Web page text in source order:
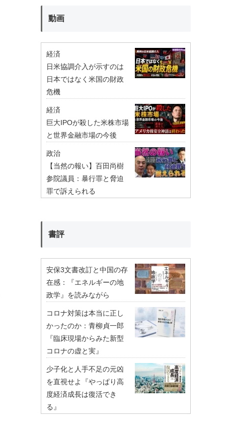
動画
経済
日米協調介入が示すのは
日本ではなく米国の財政
危機
経済
巨大IPOが殺した米株市場
と世界金融市場の今後
政治
【当然の報い】百田尚樹
参院議員：暴行罪と脅迫
罪で訴えられる
書評
安保3文書改訂と中国の存
在感：『エネルギーの地
政学』を読みながら
コロナ対策は本当に正し
かったのか：青柳貞一郎
『臨床現場からみた新型
コロナの虚と実』
少子化と人手不足の元凶
を直視せよ『やっぱり高
度経済成長は復活でき
る』